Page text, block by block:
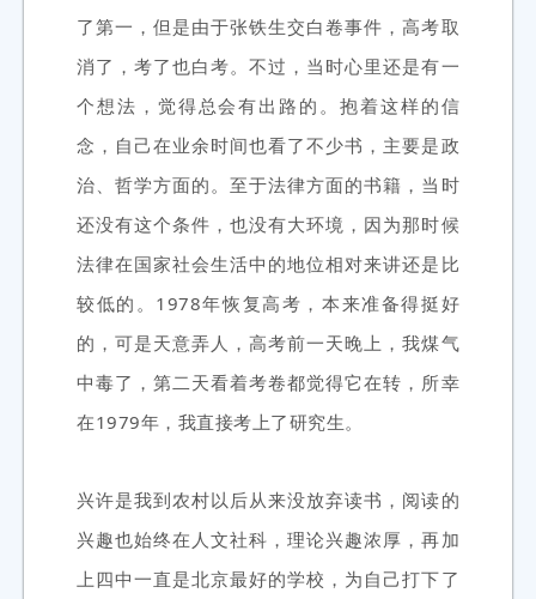
了第一，但是由于张铁生交白卷事件，高考取
消了，考了也白考。不过，当时心里还是有一
个想法，觉得总会有出路的。抱着这样的信
念，自己在业余时间也看了不少书，主要是政
治、哲学方面的。至于法律方面的书籍，当时
还没有这个条件，也没有大环境，因为那时候
法律在国家社会生活中的地位相对来讲还是比
较低的。1978年恢复高考，本来准备得挺好
的，可是天意弄人，高考前一天晚上，我煤气
中毒了，第二天看着考卷都觉得它在转，所幸
在1979年，我直接考上了研究生。
兴许是我到农村以后从来没放弃读书，阅读的
兴趣也始终在人文社科，理论兴趣浓厚，再加
上四中一直是北京最好的学校，为自己打下了